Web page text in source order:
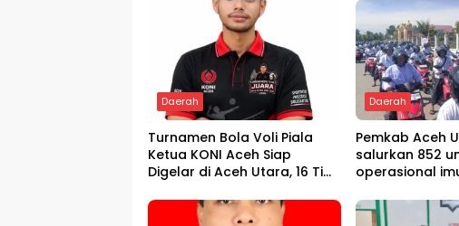
Daerah
Turnamen Bola Voli Piala
Ketua KONI Aceh Siap
Digelar di Aceh Utara, 16 Tim
Bagian
Daerah
Pemkab Aceh
salurkan 852
operasional